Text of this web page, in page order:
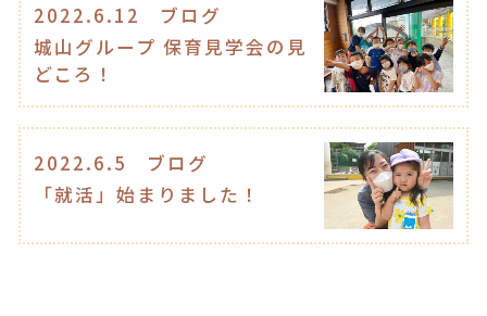
2022.6.12
ブログ
城山グループ 保育見学会の見
どころ！
2022.6.5
ブログ
「就活」始まりました！